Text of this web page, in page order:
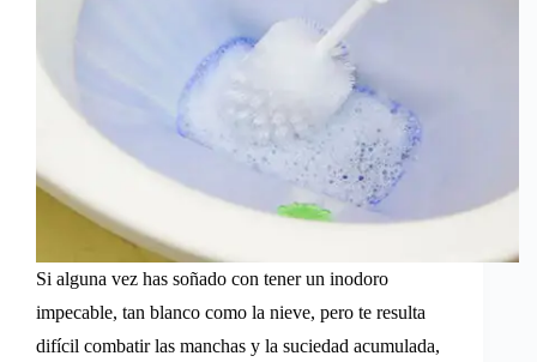
Si alguna vez has soñado con tener un inodoro
impecable, tan blanco como la nieve, pero te resulta
difícil combatir las manchas y la suciedad acumulada,